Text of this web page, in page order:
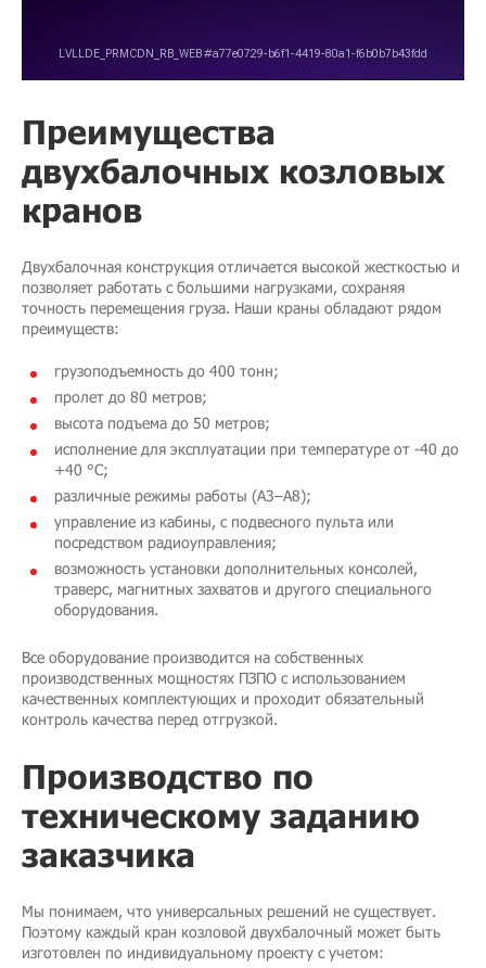
Преимущества
двухбалочных козловых
кранов
Двухбалочная конструкция отличается высокой жесткостью и
позволяет работать с большими нагрузками, сохраняя
точность перемещения груза. Наши краны обладают рядом
преимуществ:
грузоподъемность до 400 тонн;
пролет до 80 метров;
высота подъема до 50 метров;
исполнение для эксплуатации при температуре от -40 до
+40 °C;
различные режимы работы (A3–A8);
управление из кабины, с подвесного пульта или
посредством радиоуправления;
возможность установки дополнительных консолей,
траверс, магнитных захватов и другого специального
оборудования.
Все оборудование производится на собственных
производственных мощностях ПЗПО с использованием
качественных комплектующих и проходит обязательный
контроль качества перед отгрузкой.
Производство по
техническому заданию
заказчика
Мы понимаем, что универсальных решений не существует.
Поэтому каждый кран козловой двухбалочный может быть
изготовлен по индивидуальному проекту с учетом: